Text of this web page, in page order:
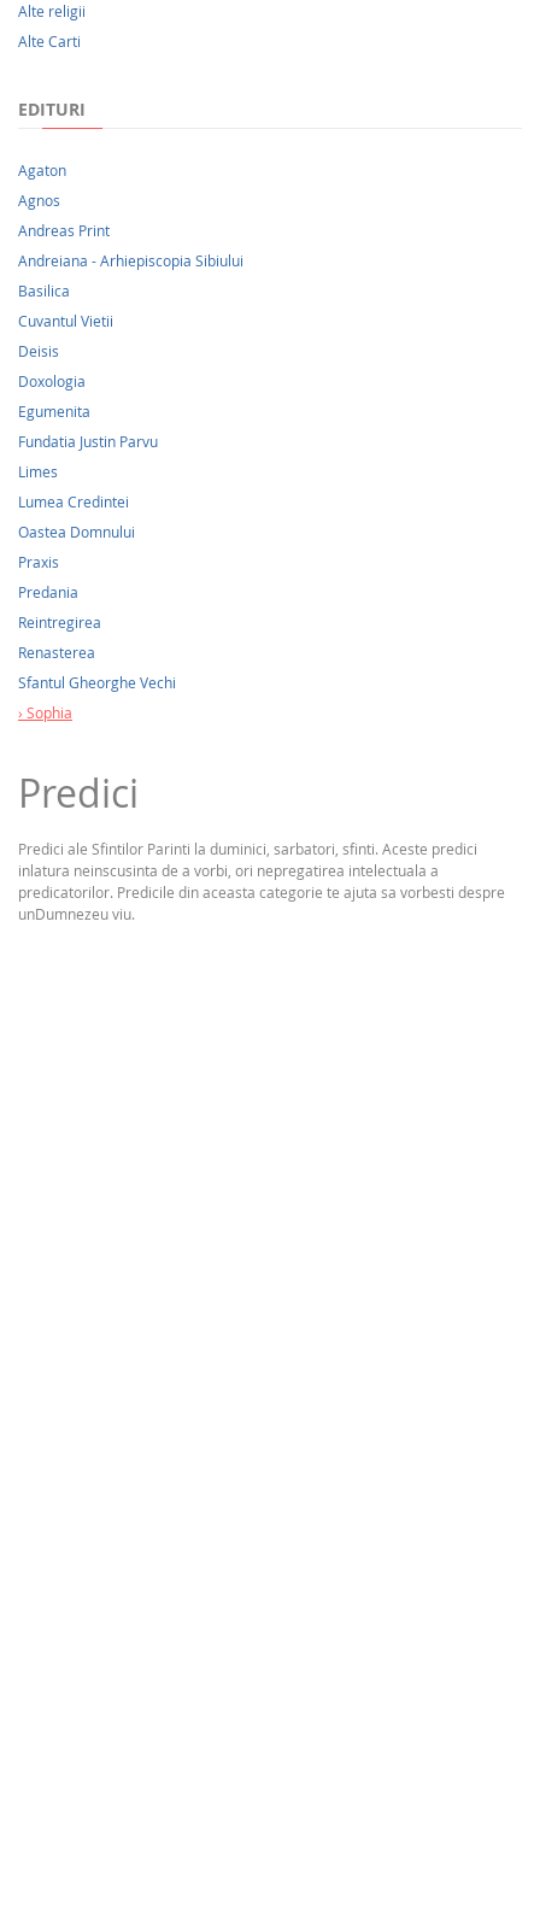
Alte religii
Alte Carti
EDITURI
Agaton
Agnos
Andreas Print
Andreiana - Arhiepiscopia Sibiului
Basilica
Cuvantul Vietii
Deisis
Doxologia
Egumenita
Fundatia Justin Parvu
Limes
Lumea Credintei
Oastea Domnului
Praxis
Predania
Reintregirea
Renasterea
Sfantul Gheorghe Vechi
Sophia
Predici
Predici ale Sfintilor Parinti la duminici, sarbatori, sfinti. Aceste predici
inlatura neinscusinta de a vorbi, ori nepregatirea intelectuala a
predicatorilor. Predicile din aceasta categorie te ajuta sa vorbesti despre
unDumnezeu viu.